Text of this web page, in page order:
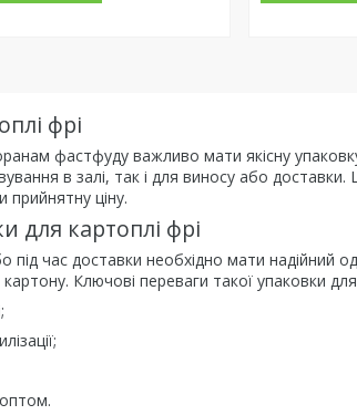
фрі
фастфуду важливо мати якісну
в залі, так і для виносу або
прийнятну ціну.
для картоплі фрі
під час доставки необхідно мати надійний
Ключові переваги такої упаковки